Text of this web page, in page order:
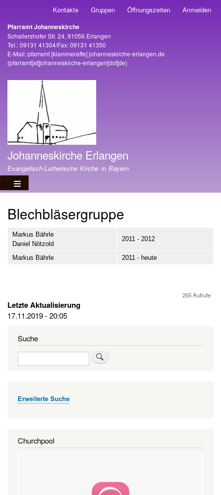
Kontakte Gruppen Öffnungszeiten Anmelden
Adresse
Pfarramt Johanneskirche
Schallershofer Str. 24, 91056 Erlangen
Tel.: 09131 41304/Fax: 09131 41350
E-Mail:pfarramt[klammeraffe]johanneskirche-erlangen.de
(pfarramt[at]johanneskirche-erlangen[dot]de)
Johanneskirche Erlangen
Evangelisch-Lutherische Kirche in Bayern
Blechbläsergruppe
Markus Bährle
Daniel Nötzold
2011 - 2012
Markus Bährle 2011 - heute
255 Aufrufe
Letzte Aktualisierung
17.11.2019 - 20:05
Suche
Suche
Erweiterte Suche
Churchpool